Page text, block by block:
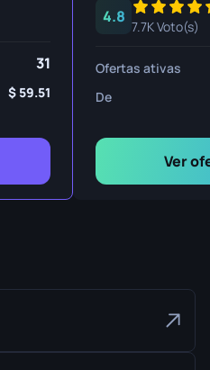
31
59.51
4.8
7.7K Voto(s)
Ofertas ativas
De
Ver